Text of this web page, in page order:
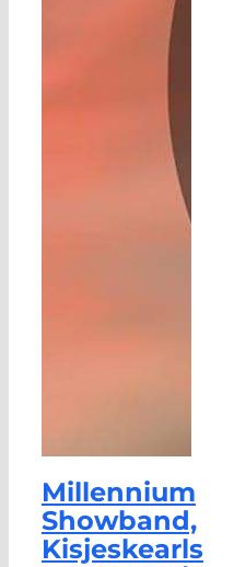
Millennium
Showband,
Kisjeskearls